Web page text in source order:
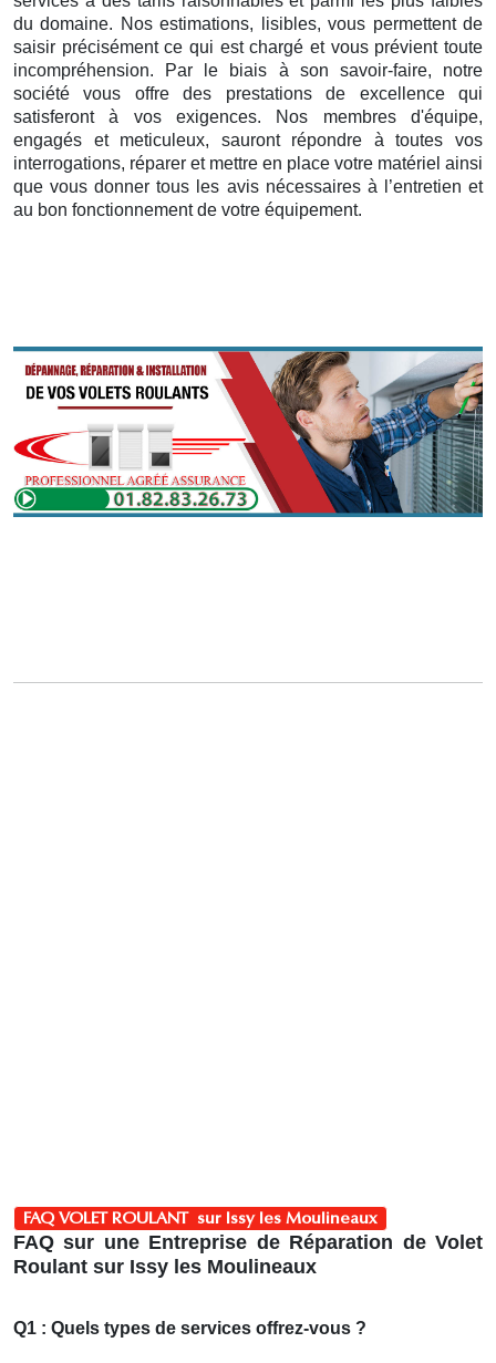
du domaine. Nos estimations, lisibles, vous permettent de
saisir précisément ce qui est chargé et vous prévient toute
incompréhension. Par le biais à son savoir-faire, notre
société vous offre des prestations de excellence qui
satisferont à vos exigences. Nos membres d'équipe,
engagés et meticuleux, sauront répondre à toutes vos
interrogations, réparer et mettre en place votre matériel ainsi
que vous donner tous les avis nécessaires à l’entretien et
au bon fonctionnement de votre équipement.
FAQ VOLET ROULANT sur Issy les Moulineaux
FAQ sur une Entreprise de Réparation de Volet
Roulant sur Issy les Moulineaux
Q1 : Quels types de services offrez-vous ?